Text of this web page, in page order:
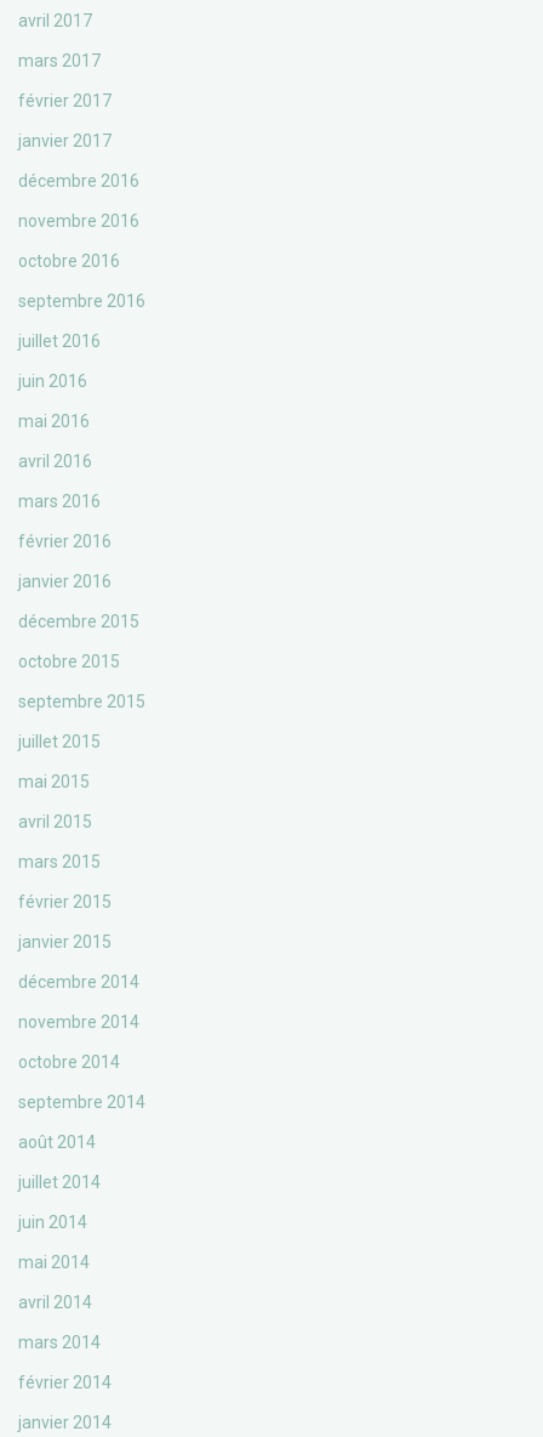
avril 2017
mars 2017
février 2017
janvier 2017
décembre 2016
novembre 2016
octobre 2016
septembre 2016
juillet 2016
juin 2016
mai 2016
avril 2016
mars 2016
février 2016
janvier 2016
décembre 2015
octobre 2015
septembre 2015
juillet 2015
mai 2015
avril 2015
mars 2015
février 2015
janvier 2015
décembre 2014
novembre 2014
octobre 2014
septembre 2014
août 2014
juillet 2014
juin 2014
mai 2014
avril 2014
mars 2014
février 2014
janvier 2014